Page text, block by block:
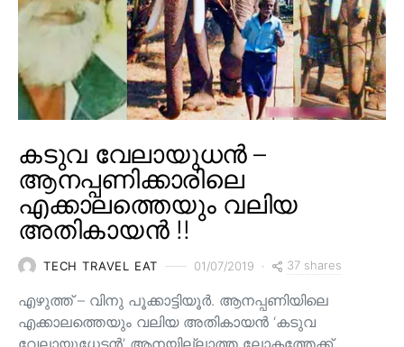
കടുവ വേലായുധൻ –
ആനപ്പണിക്കാരിലെ
എക്കാലത്തെയും വലിയ
അതികായൻ !!
TECH TRAVEL EAT 01/07/2019 37 shares
എഴുത്ത് – വിനു പൂക്കാട്ടിയൂർ. ആനപ്പണിയിലെ
എക്കാലത്തെയും വലിയ അതികായൻ ‘കടുവ